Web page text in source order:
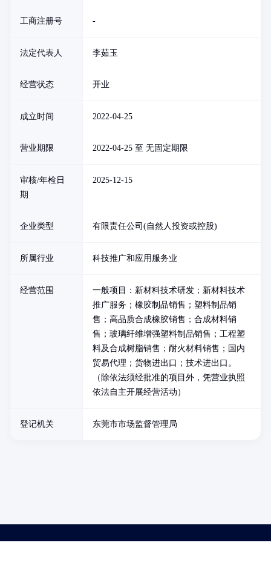
工商注册号 -
法定代表人 李茹玉
经营状态 开业
成立时间 2022-04-25
营业期限 2022-04-25 至 无固定期限
审核/年检日
期
2025-12-15
企业类型 有限责任公司(自然人投资或控股)
所属行业 科技推广和应用服务业
经营范围
一般项目：新材料技术研发；新材料技术
推广服务；橡胶制品销售；塑料制品销
售；高品质合成橡胶销售；合成材料销
售；玻璃纤维增强塑料制品销售；工程塑
料及合成树脂销售；耐火材料销售；国内
贸易代理；货物进出口；技术进出口。
（除依法须经批准的项目外，凭营业执照
依法自主开展经营活动）
登记机关 东莞市市场监督管理局